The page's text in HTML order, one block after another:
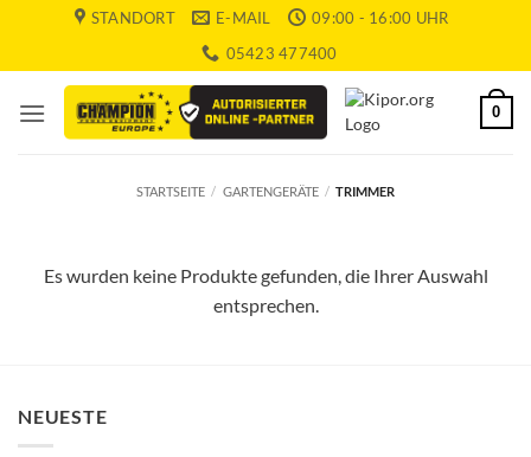
springen
STANDORT E-MAIL
09:00 - 16:00 UHR
05423 477400
0
STARTSEITE / GARTENGERÄTE / TRIMMER
Es wurden keine Produkte gefunden, die Ihrer Auswahl
entsprechen.
NEUESTE